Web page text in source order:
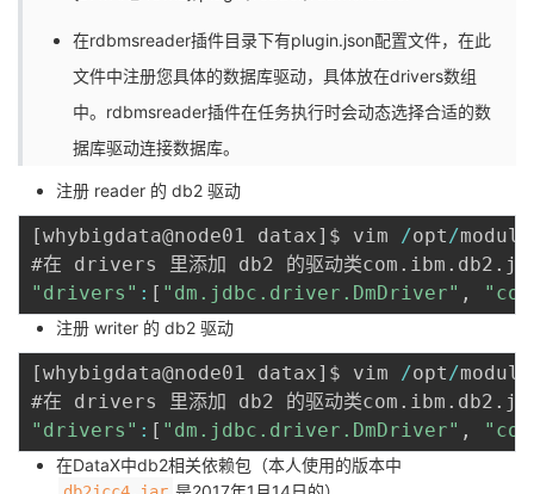
在rdbmsreader插件目录下有plugin.json配置文件，在此
文件中注册您具体的数据库驱动，具体放在drivers数组
中。rdbmsreader插件在任务执行时会动态选择合适的数
据库驱动连接数据库。
注册 reader 的 db2 驱动
[whybigdata@node01 datax] $ vim /opt /module
#在 drivers 里添加 db2 的驱动类com . ibm . db2 .
"drivers" : [ "dm.jdbc.driver.DmDriver" ,
注册 writer 的 db2 驱动
[whybigdata@node01 datax] $ vim /opt /module
#在 drivers 里添加 db2 的驱动类com . ibm . db2 .
"drivers" : [ "dm.jdbc.driver.DmDriver" ,
在DataX中db2相关依赖包（本人使用的版本中